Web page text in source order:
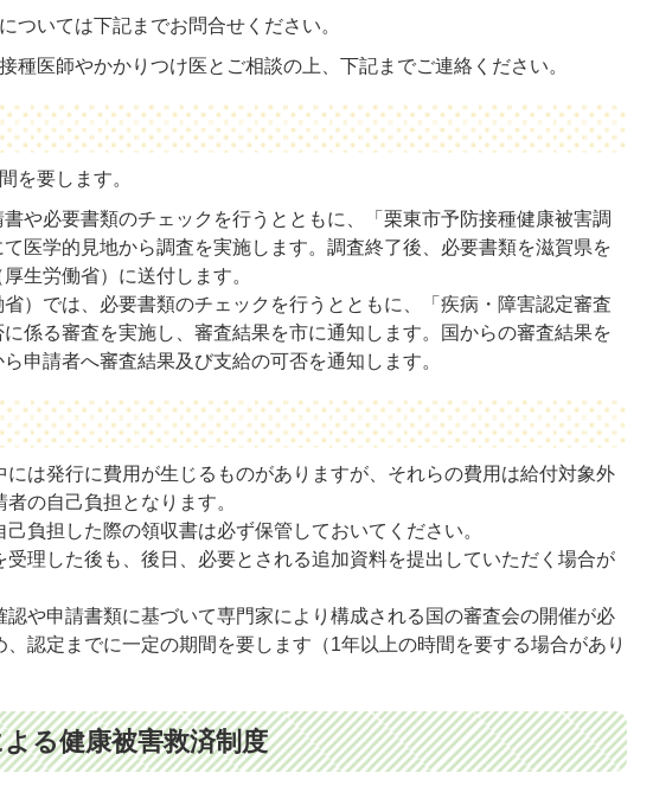
ついては下記までお問合せください。
種医師やかかりつけ医とご相談の上、下記までご連絡ください。
を要します。
や必要書類のチェックを行うとともに、「栗東市予防接種健康被害調
医学的見地から調査を実施します。調査終了後、必要書類を滋賀県を
生労働省）に送付します。
省）では、必要書類のチェックを行うとともに、「疾病・障害認定審査
係る審査を実施し、審査結果を市に通知します。国からの審査結果を
申請者へ審査結果及び支給の可否を通知します。
には発行に費用が生じるものがありますが、それらの費用は給付対象外
者の自己負担となります。
己負担した際の領収書は必ず保管しておいてください。
受理した後も、後日、必要とされる追加資料を提出していただく場合が
認や申請書類に基づいて専門家により構成される国の審査会の開催が必
、認定までに一定の期間を要します（1年以上の時間を要する場合があり
る健康被害救済制度